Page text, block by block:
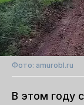
Фото: amurobl.ru
В этом году